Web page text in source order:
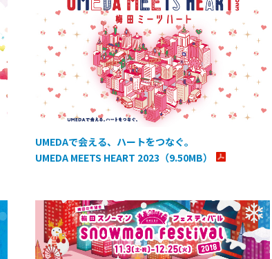
UMEDAで会える、ハートをつなぐ。
UMEDA MEETS HEART 2023（9.50MB）